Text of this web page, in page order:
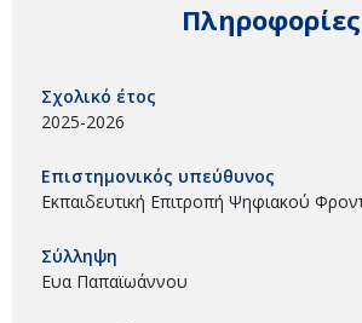
Πληροφορίες
Σχολικό έτος
2025-2026
Επιστημονικός υπεύθυνος
Εκπαιδευτική Επιτροπή Ψηφιακού
Σύλληψη
Ευα Παπαϊωάννου